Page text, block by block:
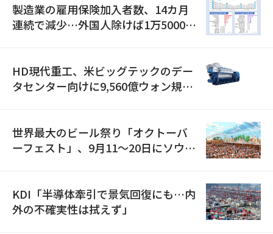
製造業の雇用保険加入者数、14カ月
連続で減少…外国人除けば1万5000人
HD現代重工、米ビッグテックのデー
タセンター向けに9,560億ウォン規模
世界最大のビール祭り「オクトーバ
ーフェスト」、9月11〜20日にソウル
KDI「半導体牽引で景気回復にも…内
外の不確実性は拭えず」